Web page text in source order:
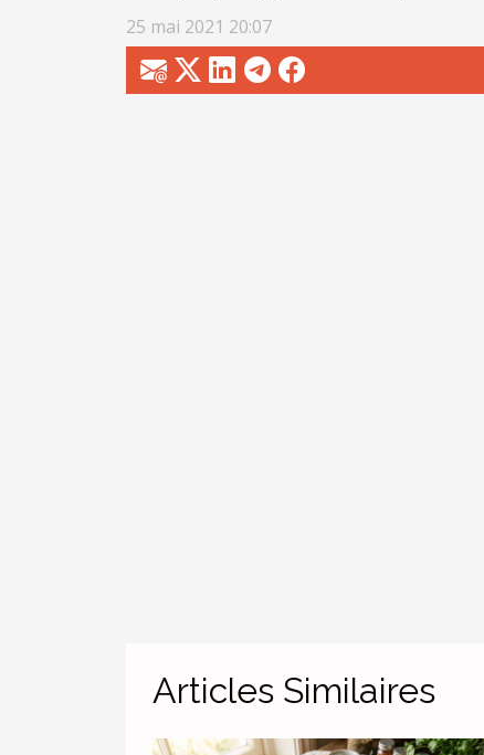
25 mai 2021 20:07
Articles Similaires